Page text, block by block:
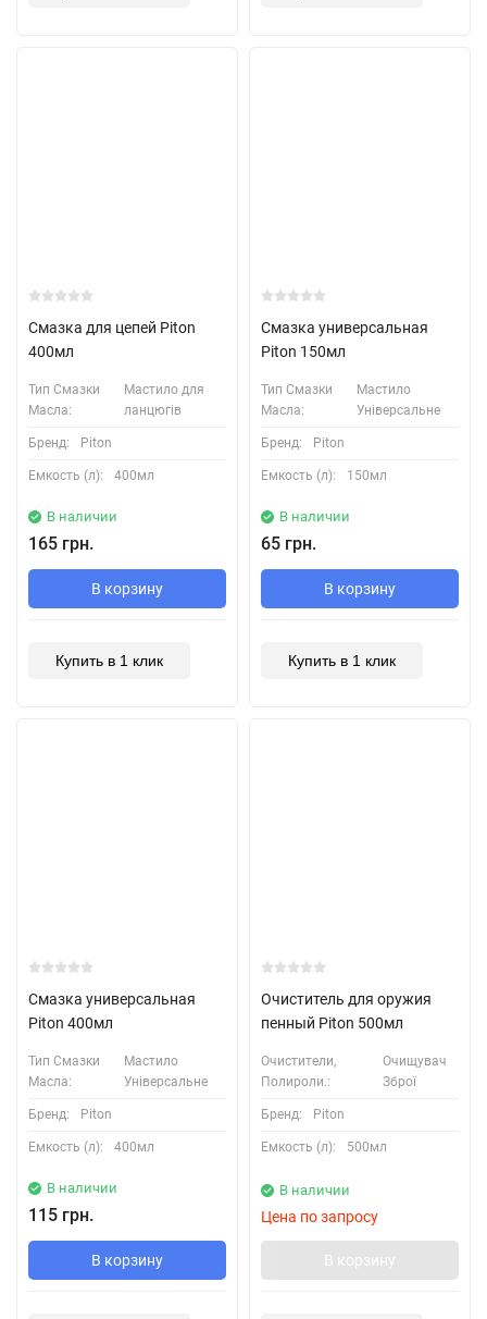
Смазка для цепей Piton
400мл
Тип Смазки
Масла:
Мастило для
ланцюгів
Бренд: Piton
Емкость (л): 400мл
В наличии
165 грн.
В корзину
Купить в 1 клик
Смазка универсальная
Piton 150мл
Тип Смазки
Масла:
Мастило
Універсальне
Бренд: Piton
Емкость (л): 150мл
В наличии
65 грн.
В корзину
Купить в 1 клик
Смазка универсальная
Piton 400мл
Тип Смазки
Масла:
Мастило
Універсальне
Бренд: Piton
Емкость (л): 400мл
В наличии
115 грн.
В корзину
Очиститель для оружия
пенный Piton 500мл
Очистители,
Полироли.:
Очищувач
Зброї
Бренд: Piton
Емкость (л): 500мл
В наличии
Цена по запросу
В корзину